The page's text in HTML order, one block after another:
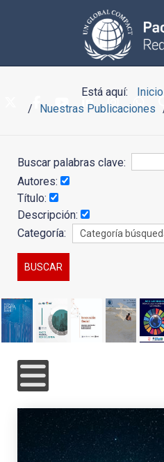
Está aquí: Inicio
Nuestras Publicaciones
Buscar palabras clave:
Autores:
Título:
Descripción:
Categoría: